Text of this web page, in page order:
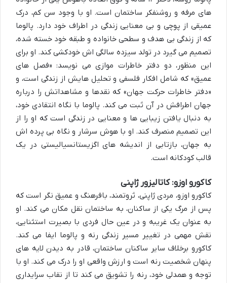
های مرفه و روشنفکر ساختمان است. او با وجود سن کم، درک
عمیقی از پوچی و بی معنایی زندگی در اطراف خود دارد. پالوما
که از زندگی بی هدف و سطحی خانواده و طبقه خود خسته شده،
تصمیم می گیرد در تولد سیزده سالگی اش خودکشی کند. او برای
این منظور، دو دفتر خاطرات موازی می نویسد: «فصل های
عمیق» که شامل افکار فلسفی و تحلیل هایش از زندگی است، و
«دفتر خاطرات حرکت جهان» که نقدها و مشاهداتش را درباره
جهان اطرافش در آن ثبت می کند. پالوما با نگاه انتقادی خود،
به دنبال یافتن زیبایی ها و معنایی در زندگی است که او را از
این تصمیم منصرف کند. او با هوش سرشار و نگاه بی پرده اش
به جهان، بازتابی از اندیشه های اگزیستانسیالیستی در یک
قالب کودکانه است.
کاکورو اوزو: کاتالیزور ژاپنی
کاکورو اوزو، مردی ژاپنی، ثروتمند، بافرهنگ و عمیق نگر است که
پس از مرگ یکی از ساکنان، به ساختمان نقل مکان می کند. او
به عنوان یک غریبه و در عین حال فردی با بصیرت استثنایی،
نقش مهمی در تغییر مسیر زندگی رنه و پالوما ایفا می کند.
کاکورو برخلاف سایر ساکنان ساختمان، قادر به دیدن لایه های
پنهان شخصیت رنه است و ارزش واقعی او را درک می کند. او با
توجه و همدلی خود، رنه را تشویق می کند تا از نقاب سرایداری